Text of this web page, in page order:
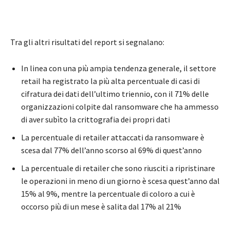
Tra gli altri risultati del report si segnalano:
In linea con una più ampia tendenza generale, il settore
retail ha registrato la più alta percentuale di casi di
cifratura dei dati dell’ultimo triennio, con il 71% delle
organizzazioni colpite dal ransomware che ha ammesso
di aver subìto la crittografia dei propri dati
La percentuale di retailer attaccati da ransomware è
scesa dal 77% dell’anno scorso al 69% di quest’anno
La percentuale di retailer che sono riusciti a ripristinare
le operazioni in meno di un giorno è scesa quest’anno dal
15% al 9%, mentre la percentuale di coloro a cui è
occorso più di un mese è salita dal 17% al 21%